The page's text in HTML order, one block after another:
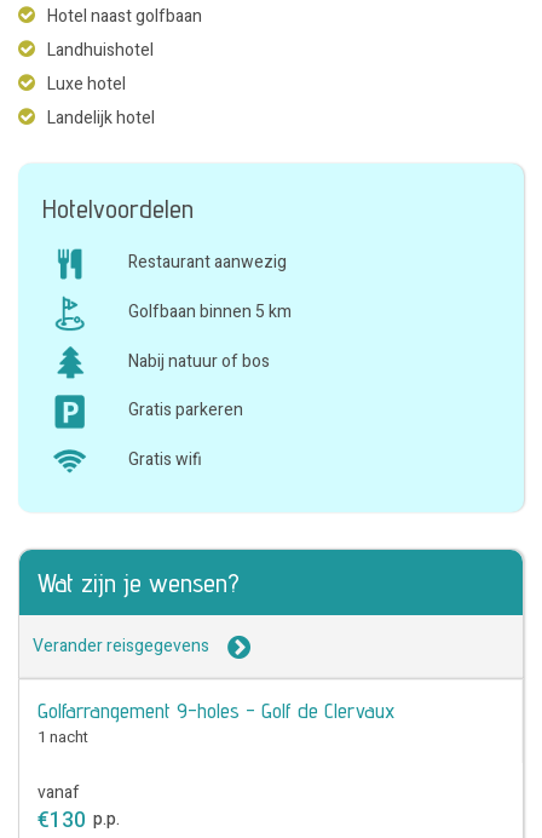
Hotel naast golfbaan
Landhuishotel
Luxe hotel
Landelijk hotel
Hotelvoordelen
Restaurant aanwezig
Golfbaan binnen 5 km
Nabij natuur of bos
Gratis parkeren
Gratis wifi
Wat zijn je wensen?
Verander reisgegevens
Golfarrangement 9-holes - Golf de Clervaux
1 nacht
vanaf
€130 p.p.